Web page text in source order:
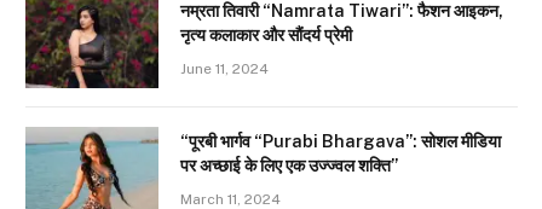
नम्रता तिवारी “Namrata Tiwari”: फैशन आइकन,
नृत्य कलाकार और सौंदर्य प्रेमी
June 11, 2024
“पूरबी भार्गव “Purabi Bhargava”: सोशल मीडिया
पर अच्छाई के लिए एक उज्ज्वल शक्ति”
March 11, 2024